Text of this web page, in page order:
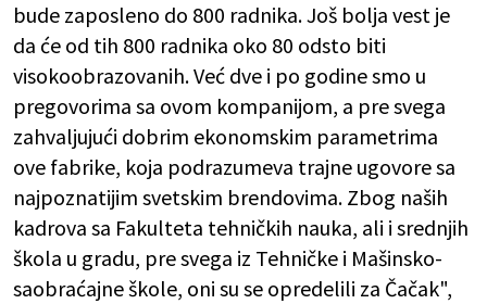
bude zaposleno do 800 radnika. Još bolja vest je
da će od tih 800 radnika oko 80 odsto biti
visokoobrazovanih. Već dve i po godine smo u
pregovorima sa ovom kompanijom, a pre svega
zahvaljujući dobrim ekonomskim parametrima
ove fabrike, koja podrazumeva trajne ugovore sa
najpoznatijim svetskim brendovima. Zbog naših
kadrova sa Fakulteta tehničkih nauka, ali i srednjih
škola u gradu, pre svega iz Tehničke i Mašinsko-
saobraćajne škole, oni su se opredelili za Čačak",